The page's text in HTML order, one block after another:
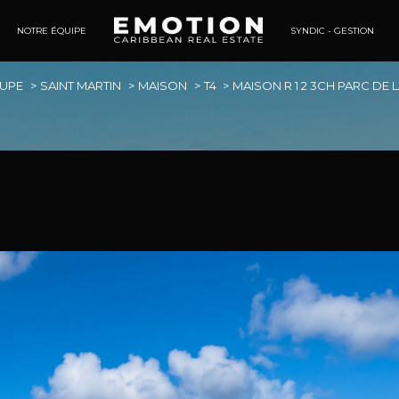
Tertaires
NOTRE ÉQUIPE SYNDIC - GESTION
SAINT MARTIN MAISON T4 MAISON R 1 2 3CH PARC DE